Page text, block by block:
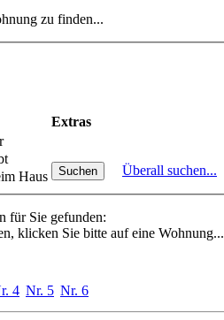
zu finden...
Extras
Haus
Überall suchen...
für Sie gefunden:
klicken Sie bitte auf eine Wohnung...
4 Nr. 5 Nr. 6